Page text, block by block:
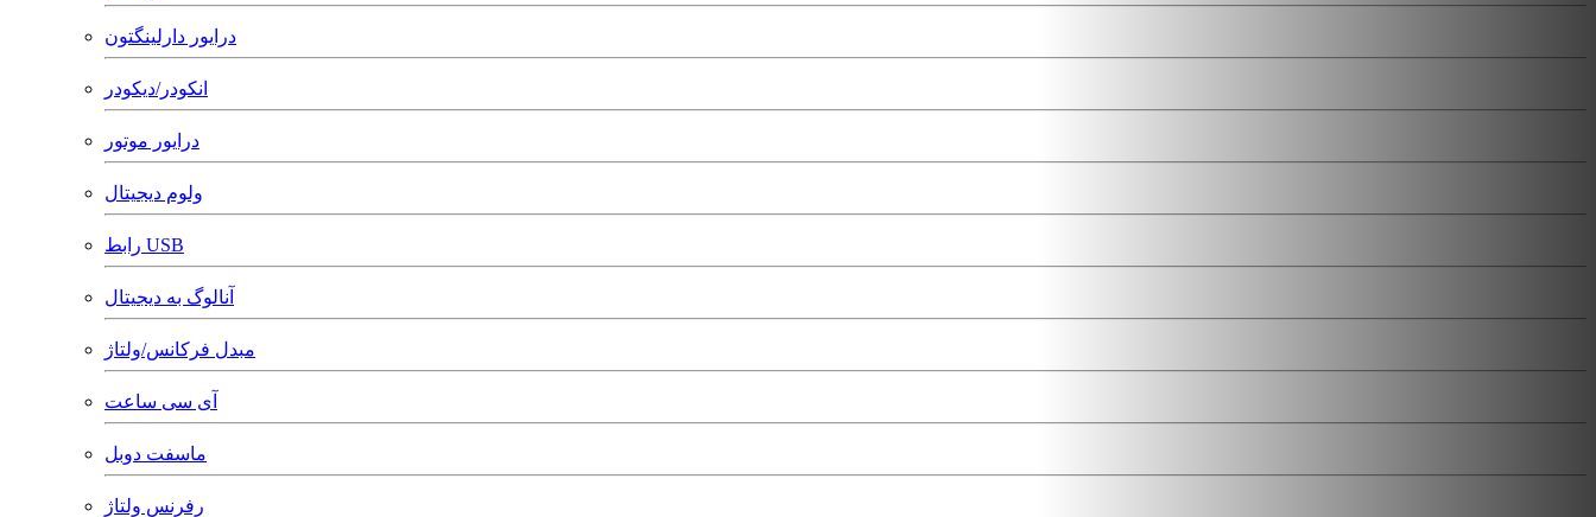
درایور دارلینگتون
انکودر/دیکودر
درایور موتور
ولوم دیجیتال
رابط USB
آنالوگ به دیجیتال
مبدل فرکانس/ولتاژ
آی سی ساعت
ماسفت دوبل
رفرنس ولتاژ